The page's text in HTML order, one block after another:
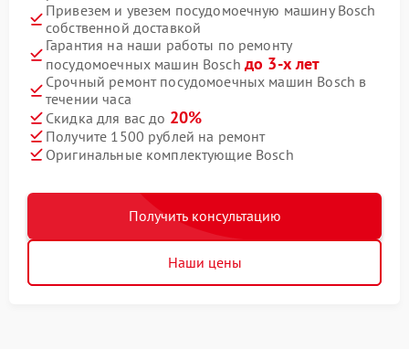
Привезем и увезем посудомоечную машину Bosch
собственной доставкой
Гарантия на наши работы по ремонту
посудомоечных машин Bosch до 3-х лет
Срочный ремонт посудомоечных машин Bosch в
течении часа
Скидка для вас до 20%
Получите 1500 рублей на ремонт
Оригинальные комплектующие Bosch
Получить консультацию
Наши цены